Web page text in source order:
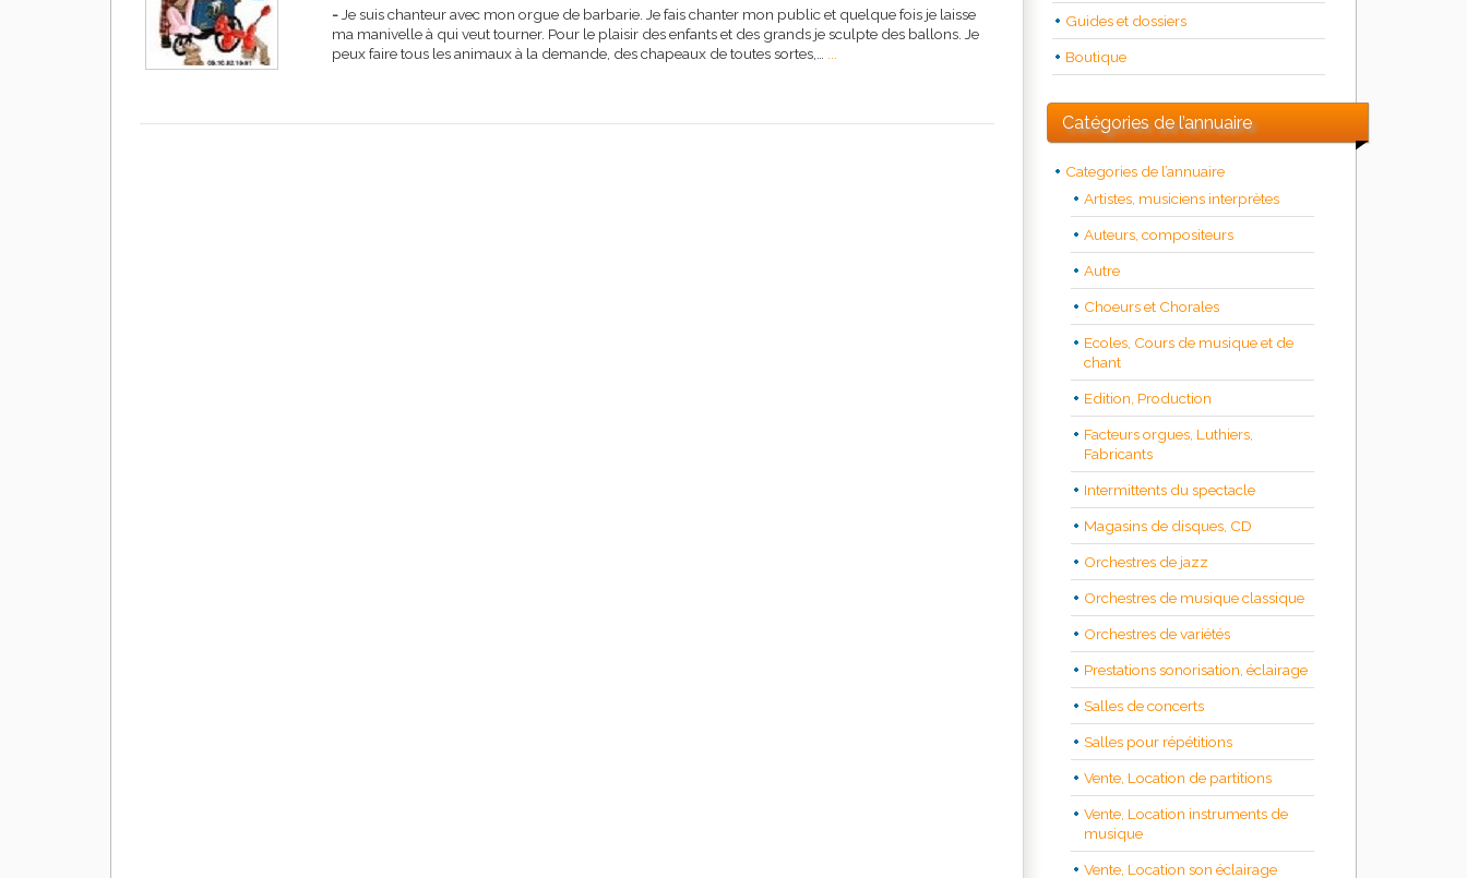
- Je suis chanteur avec mon orgue de barbarie. Je fais chanter mon public et quelque fois je laisse
ma manivelle à qui veut tourner. Pour le plaisir des enfants et des grands je sculpte des ballons. Je
peux faire tous les animaux à la demande, des chapeaux de toutes sortes,…
Guides et dossiers
Boutique
Catégories de l’annuaire
Categories de l’annuaire
Artistes, musiciens interprètes
Auteurs, compositeurs
Autre
Choeurs et Chorales
Ecoles, Cours de musique et de
chant
Edition, Production
Facteurs orgues, Luthiers,
Fabricants
Intermittents du spectacle
Magasins de disques, CD
Orchestres de jazz
Orchestres de musique classique
Orchestres de variétés
Prestations sonorisation, éclairage
Salles de concerts
Salles pour répétitions
Vente, Location de partitions
Vente, Location instruments de
musique
Vente, Location son éclairage